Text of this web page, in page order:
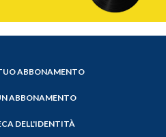
ABBONAMENTO
ABBONAMENTO
DELL'IDENTITÀ